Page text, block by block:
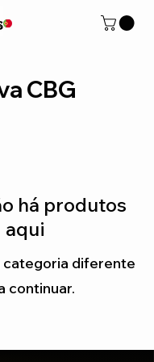
CBG
há produtos
aqui
categoria diferente
continuar.